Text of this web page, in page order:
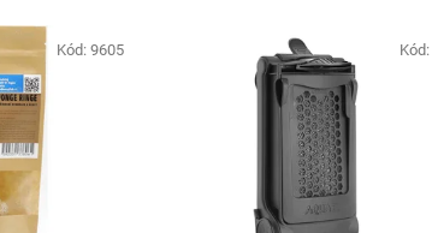
Kód: 9605 Kód: